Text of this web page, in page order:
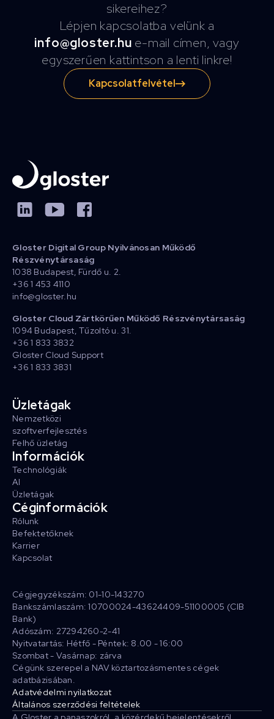
sikereihez?
Lépjen kapcsolatba velünk a
info@gloster.hu e-mail címen, vagy
egyszerűen kattintson a lenti linkre!
Kapcsolatfelvétel
Gloster Digital Group Nyilvánosan Működő
Részvénytársaság
1038 Budapest, Fürdő u. 2.
+36 1 453 4110
info@gloster.hu
Gloster Cloud Zártkörűen Működő Részvénytársaság
1094 Budapest, Tűzoltó u. 31.
+36 1 833 3832
Gloster Cloud Support
+36 1 833 3831
Üzletágak
Nemzetközi
szoftverfejlesztés
Felhő üzletág
Információk
Technológiák
AI
Üzletágak
Céginformációk
Rólunk
Befektetőknek
Karrier
Kapcsolat
Cégjegyzékszám: 01-10-143270
Bankszámlaszám: 10700024-43624409-51100005 (CIB
Bank)
Adószám: 27294260-2-41
Nyitvatartás: Hétfő - Péntek: 8.00 - 16:00
Szombat - Vasárnap: zárva
Cégünk szerepel a NAV köztartozásmentes cégek
adatbázisában.
Adatvédelmi nyilatkozat
Általános szerződési feltételek